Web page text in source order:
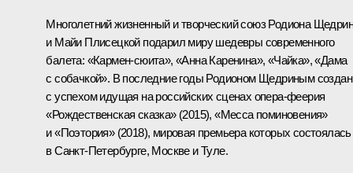
Многолетний жизненный и творческий союз Родиона
и Майи Плисецкой подарил миру шедевры современного
балета: «Кармен-сюита», «Анна Каренина», «Чайка», «Дама
с собачкой». В последние годы Родионом Щедриным
с успехом идущая на российских сценах опера-феерия
«Рождественская сказка» (2015), «Месса поминовения»
и «Поэтория» (2018), мировая премьера которых состоялась
в Санкт-Петербурге, Москве и Туле.